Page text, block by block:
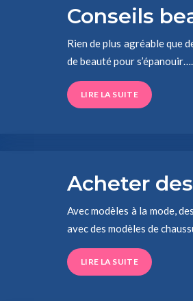
Conseils
Rien de plus agréable que
de beauté pour s’épanouir….
LIRE LA SUITE
Acheter
Avec modèles à la mode,
avec des modèles de
LIRE LA SUITE